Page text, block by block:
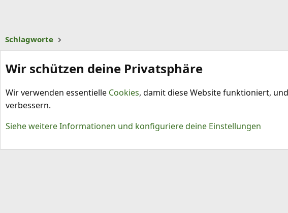
Schlagworte
Wir schützen deine Privatsphäre
Wir verwenden essentielle Cookies, damit diese Website funktioniert,
verbessern.
Siehe weitere Informationen und konfiguriere deine Einstellungen